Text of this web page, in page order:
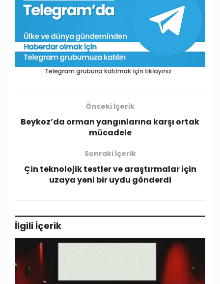
Önceki İçerik
Beykoz’da orman yangınlarına karşı ortak
mücadele
Sonraki İçerik
Çin teknolojik testler ve araştırmalar için
uzaya yeni bir uydu gönderdi
İlgili İçerik